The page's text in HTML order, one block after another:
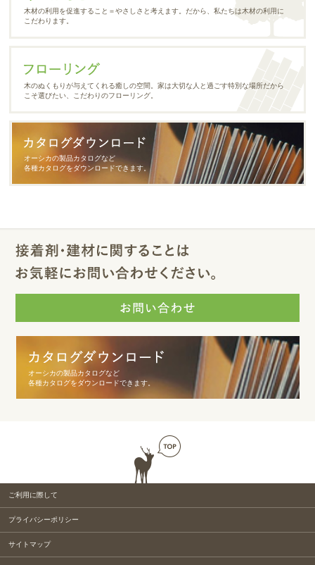
木材の利用を促進すること＝やさしさと考えます。だから、私たちは木材の利用に
こだわります。
木のぬくもりが与えてくれる癒しの空間。家は大切な人と過ごす特別な場所だから
こそ選びたい、こだわりのフローリング。
オーシカの製品カタログなど
各種カタログをダウンロードできます。
オーシカの製品カタログなど
各種カタログをダウンロードできます。
ご利用に際して
プライバシーポリシー
サイトマップ